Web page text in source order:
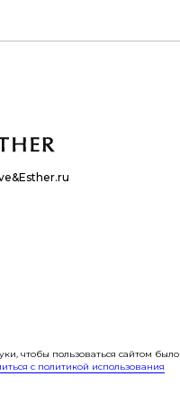
чтобы пользоваться сайтом было
с политикой использования